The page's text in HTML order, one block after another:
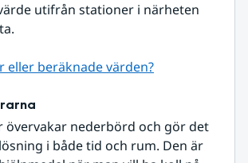
utifrån stationer i närheten
eller beräknade värden?
övervakar nederbörd och gör det
i både tid och rum. Den är